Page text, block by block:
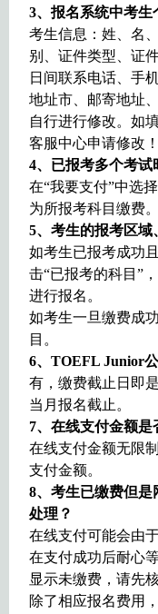
3、报名系统中考生
考生信息：姓、名
别、证件类型、证
日间联系电话、手
地址市、邮寄地址
自行进行修改。如
客服中心申请修改！
4、已报考多个考试
在“我要支付”中选
为所报考科目缴费。
5、考生的报考区域
如考生已报考成功
击“已报考的科目”
进行报名。
如考生一旦缴费成
目。
6、TOEFL Junior
有，缴费截止日即
当月报名截止。
7、在线支付金额是
在线支付金额无限
支付金额。
8、考生已缴费但是
处理？
在线支付可能会由
在支付成功后耐心
显示未缴费，请先
除了相应报名费用